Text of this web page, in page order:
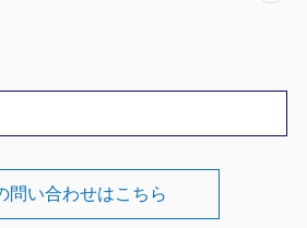
問い合わせはこちら